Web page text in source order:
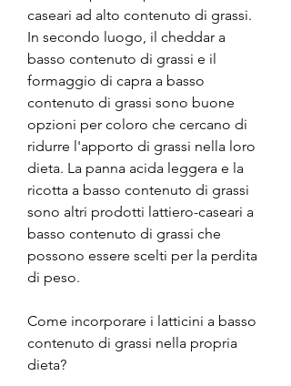
caseari ad alto contenuto di grassi.
In secondo luogo, il cheddar a
basso contenuto di grassi e il
formaggio di capra a basso
contenuto di grassi sono buone
opzioni per coloro che cercano di
ridurre l'apporto di grassi nella loro
dieta. La panna acida leggera e la
ricotta a basso contenuto di grassi
sono altri prodotti lattiero-caseari a
basso contenuto di grassi che
possono essere scelti per la perdita
di peso.
Come incorporare i latticini a basso
contenuto di grassi nella propria
dieta?